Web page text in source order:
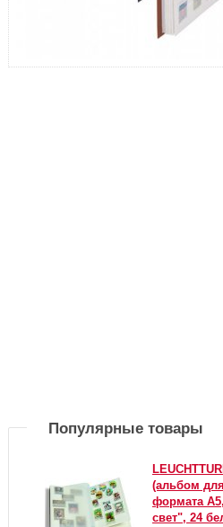
Популярные товары
(альбом
формата
свет", 24